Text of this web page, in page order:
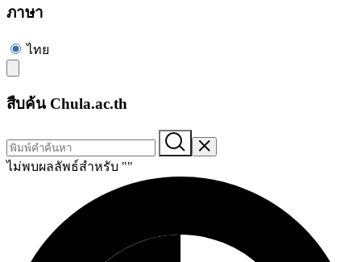
ภาษา
ไทย
สืบค้น Chula.ac.th
ไม่พบผลลัพธ์สำหรับ ""